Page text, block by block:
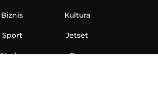
Biznis
Sport
Nauka
Kultura
Jetset
Ona